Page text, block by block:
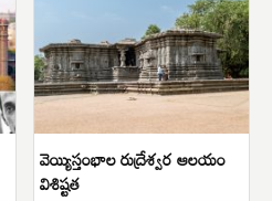
వెయ్యిస్తంభాల రుద్రేశ్వర ఆలయం
విశిష్టత